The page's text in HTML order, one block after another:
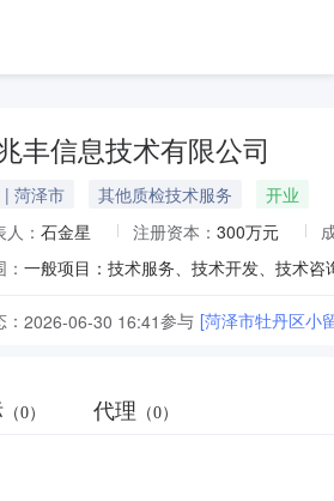
丰信息技术有限公司
| 菏泽市 其他质检技术服务
开业
： 石金星 注册资本： 300万元
2026-06-30 16:41参与 [菏泽市牡丹区小
（0） 代理 （0）